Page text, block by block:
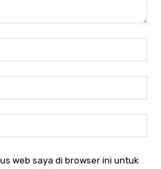
web saya di browser ini untuk